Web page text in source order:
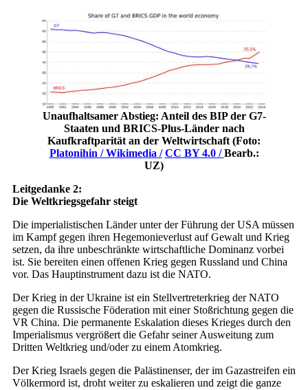
Unaufhaltsamer Abstieg: Anteil des BIP der G7-
Staaten und BRICS-Plus-Länder nach
Kaufkraftparität an der Weltwirtschaft (Foto:
Platonihin / Wikimedia / CC BY 4.0 /Bearb.:
UZ)
Leitgedanke 2:
Die Weltkriegsgefahr steigt
Die imperialistischen Länder unter der Führung der USA müssen
im Kampf gegen ihren Hegemonieverlust auf Gewalt und Krieg
setzen, da ihre unbeschränkte wirtschaftliche Dominanz vorbei
ist. Sie bereiten einen offenen Krieg gegen Russland und China
vor. Das Hauptinstrument dazu ist die NATO.
Der Krieg in der Ukraine ist ein Stellvertreterkrieg der NATO
gegen die Russische Föderation mit einer Stoßrichtung gegen die
VR China. Die permanente Eskalation dieses Krieges durch den
Imperialismus vergrößert die Gefahr seiner Ausweitung zum
Dritten Weltkrieg und/oder zu einem Atomkrieg.
Der Krieg Israels gegen die Palästinenser, der im Gazastreifen ein
Völkermord ist, droht weiter zu eskalieren und zeigt die ganze